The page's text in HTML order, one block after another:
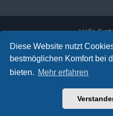
Diese Website nutzt
bestmöglichen Komfort bei
bieten. Mehr erfahren
Volla
Kölner
42897
Telefon:+49
E-Mail:
Ariki